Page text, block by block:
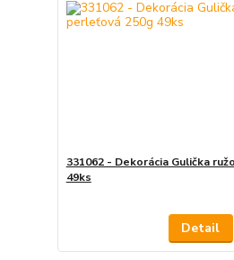
331062 - Dekorácia Gulička
49ks
Detail